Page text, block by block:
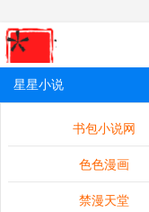
星星小说
书包小说网
色色漫画
禁漫天堂